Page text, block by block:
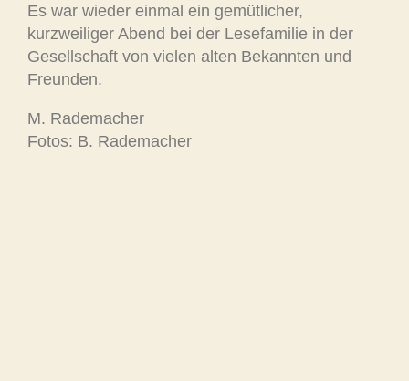
Es war wieder einmal ein gemütlicher,
kurzweiliger Abend bei der Lesefamilie in der
Gesellschaft von vielen alten Bekannten und
Freunden.
M. Rademacher
Fotos: B. Rademacher